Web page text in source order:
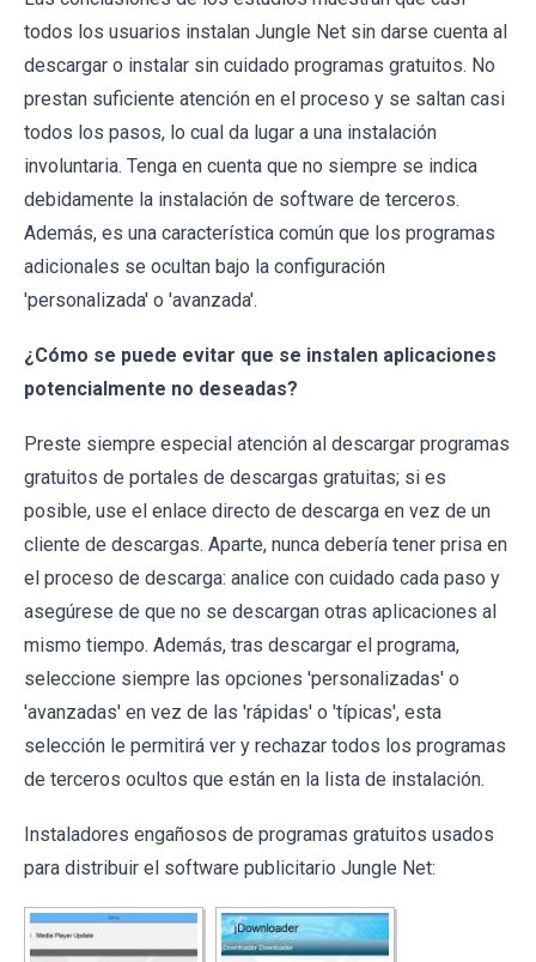
todos los usuarios instalan Jungle Net sin darse cuenta al
descargar o instalar sin cuidado programas gratuitos. No
prestan suficiente atención en el proceso y se saltan casi
todos los pasos, lo cual da lugar a una instalación
involuntaria. Tenga en cuenta que no siempre se indica
debidamente la instalación de software de terceros.
Además, es una característica común que los programas
adicionales se ocultan bajo la configuración
'personalizada' o 'avanzada'.
¿Cómo se puede evitar que se instalen aplicaciones
potencialmente no deseadas?
Preste siempre especial atención al descargar programas
gratuitos de portales de descargas gratuitas; si es
posible, use el enlace directo de descarga en vez de un
cliente de descargas. Aparte, nunca debería tener prisa en
el proceso de descarga: analice con cuidado cada paso y
asegúrese de que no se descargan otras aplicaciones al
mismo tiempo. Además, tras descargar el programa,
seleccione siempre las opciones 'personalizadas' o
'avanzadas' en vez de las 'rápidas' o 'típicas', esta
selección le permitirá ver y rechazar todos los programas
de terceros ocultos que están en la lista de instalación.
Instaladores engañosos de programas gratuitos usados
para distribuir el software publicitario Jungle Net: